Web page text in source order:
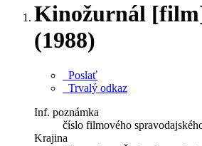
Kinožurnál
(1988)
Poslať
Trvalý odkaz
Inf. poznámka
číslo filmového
Krajina